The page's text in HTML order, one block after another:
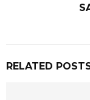
RELATED